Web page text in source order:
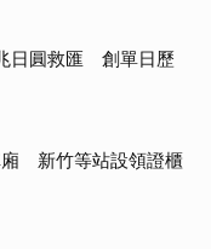
日圓救匯 創單日歷
廂 新竹等站設領證櫃